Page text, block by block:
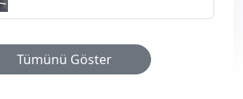
Tümünü Göster